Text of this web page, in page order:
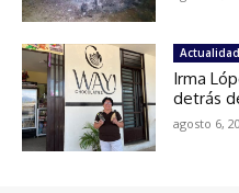
Actualidad
Irma
detrás
agosto 6,